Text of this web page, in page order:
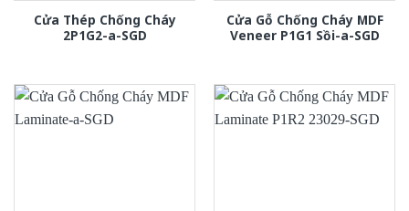
Cửa Thép Chống Cháy
2P1G2-a-SGD
Cửa Gỗ Chống Cháy MDF
Veneer P1G1 Sồi-a-SGD